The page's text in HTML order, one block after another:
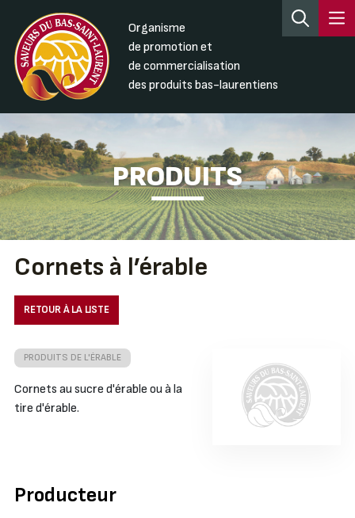
Organisme
de promotion et
de commercialisation
des produits bas-laurentiens
PRODUITS
Cornets à l’érable
RETOUR À LA LISTE
PRODUITS DE L'ÉRABLE
Cornets au sucre d'érable ou à la
tire d'érable.
Producteur